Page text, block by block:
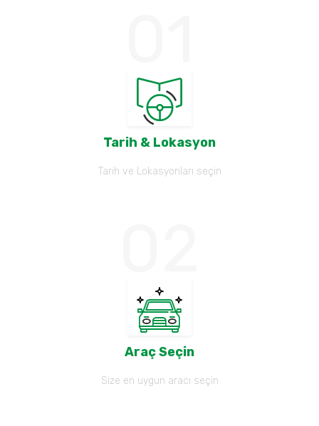
Tarih & Lokasyon
Tarih ve Lokasyonları seçin
Araç Seçin
Size en uygun aracı seçin